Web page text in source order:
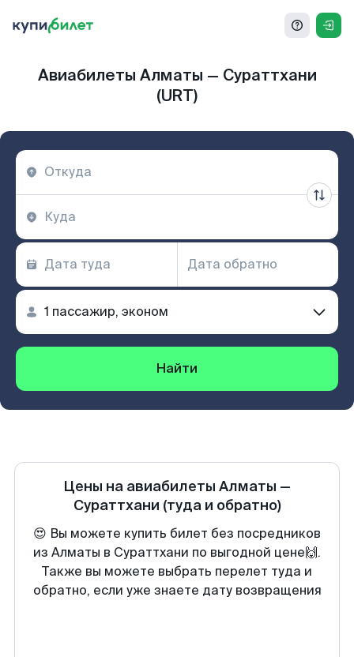
Авиабилеты Алматы — Сураттхани
(URT)
Найти
Цены на авиабилеты Алматы —
Сураттхани (туда и обратно)
😍 Вы можете купить билет без посредников
из Алматы в Сураттхани по выгодной цене🙌.
Также вы можете выбрать перелет туда и
обратно, если уже знаете дату возвращения